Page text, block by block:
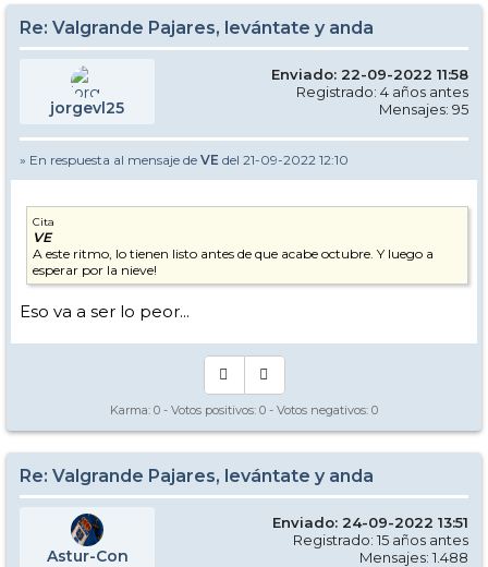
Re: Valgrande Pajares, levántate y anda
jorgevl25
Enviado: 22-09-2022 11:58
Registrado: 4 años antes
Mensajes: 95
» En respuesta al mensaje de VE del 21-09-2022 12:10
Cita
VE
A este ritmo, lo tienen listo antes de que acabe octubre. Y luego a
esperar por la nieve!
Eso va a ser lo peor...
Karma: 0 - Votos positivos: 0 - Votos negativos: 0
Re: Valgrande Pajares, levántate y anda
Astur-Con
Enviado: 24-09-2022 13:51
Registrado: 15 años antes
Mensajes: 1.488